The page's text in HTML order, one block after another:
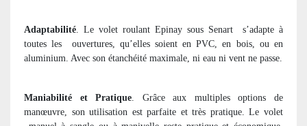
Adaptabilité . Le volet roulant Epinay sous Senart
s’adapte à
toutes les
ouvertures, qu’elles soient en PVC, en bois, ou en
aluminium. Avec son étanchéité maximale, ni eau ni vent ne passe.
Maniabilité et Pratique . Grâce aux multiples options de
manœuvre, son utilisation est parfaite et très pratique. Le volet